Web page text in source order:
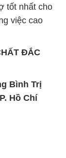
Bình Trị
Hồ Chí